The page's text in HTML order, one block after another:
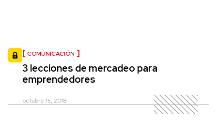
COMUNICACIÓN
3 lecciones de mercadeo para
emprendedores
octubre 15, 2018